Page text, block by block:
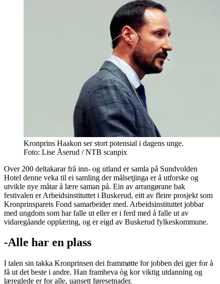
Kronprins Haakon ser stort potensial i dagens unge.
Foto: Lise Åserud / NTB scanpix
Over 200 deltakarar frå inn- og utland er samla på Sundvolden
Hotel denne veka til ei samling der målsetjinga er å utforske og
utvikle nye måtar å lære saman på. Ein av arrangørane bak
festivalen er Arbeidsinstituttet i Buskerud, eitt av fleire prosjekt som
Kronprinsparets Fond samarbeider med. Arbeidsinstituttet jobbar
med ungdom som har falle ut eller er i ferd med å falle ut av
vidaregåande opplæring, og er eigd av Buskerud fylkeskommune.
-Alle har en plass
I talen sin takka Kronprinsen dei frammøtte for jobben dei gjer for å
få ut det beste i andre. Han framheva òg kor viktig utdanning og
læreglede er for alle, uansett føresetnader.